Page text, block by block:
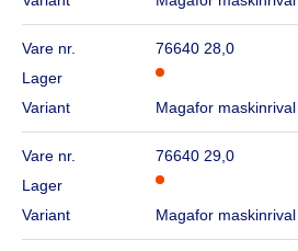
Vare nr.
76640 28,0
Lager
Variant
Magafor
Vare nr.
76640 29,0
Lager
Variant
Magafor